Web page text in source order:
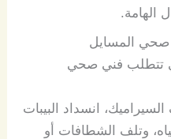
الهامة.
المسايل
تتطلب فني صحي
انسداد البيبات
وتلف الشطافات أو